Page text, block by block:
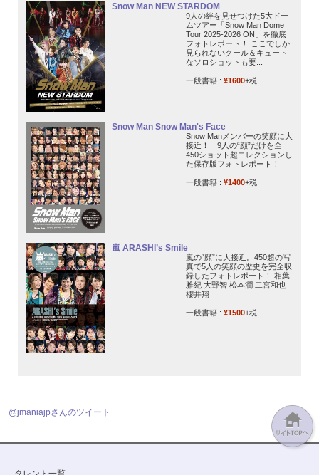
Snow Man NEW STARDOM
9人の絆を見せつけた5大ドー
ムツアー「Snow Man Dome
Tour 2025-2026 ON」を徹底
フォトレポート！ ここでしか
見られないクール＆キュート
なソロショットも要...
一般書籍 : ¥1600+税
Snow Man Snow Man's Face
Snow Manメンバーの笑顔に大
接近！ 9人の“顔”だけを全
450ショット超コレクションし
た保存版フォトレポート！
一般書籍 : ¥1400+税
嵐 ARASHI’s Smile
嵐の“顔”に大接近。450超の写
真で5人の笑顔の歴史を完全収
録したフォトレポート！ 相葉
雅紀 大野智 松本潤 二宮和也
櫻井翔
一般書籍 : ¥1500+税
@jmaniajpさんのツイート